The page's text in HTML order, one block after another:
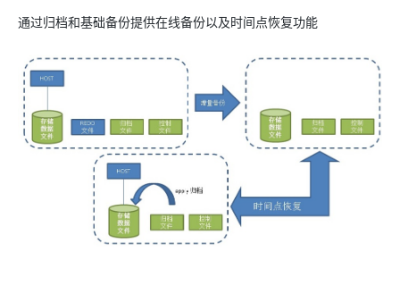
通过归档和基础备份提供在线备份以及时间点恢复功能